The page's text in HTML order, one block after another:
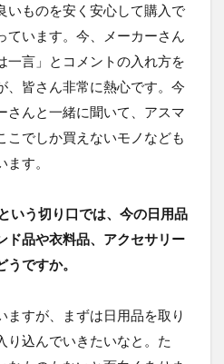
いものを安く安心して購入で
ています。今、メーカーさん
一言」とコメントの入れ方を
、皆さん非常に熱心です。今
さんと一緒に聞いて、アスマ
こでしか買えないモノなども
す。
う切り口では、今の日用品
ド品や衣料品、アクセサリー
ですか。
ますが、まずは日用品を取り
り込んでいきたいなと。た